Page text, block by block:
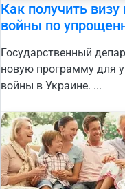
Как получить
войны по
Государственный
новую программу для
войны в Украине. ...